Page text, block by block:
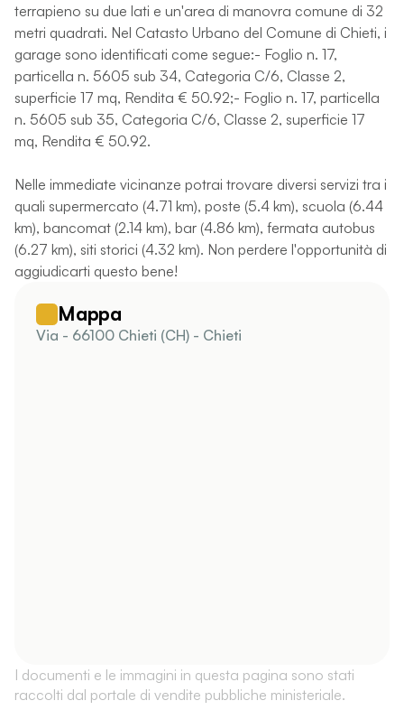
terrapieno su due lati e un'area di manovra comune di 32
metri quadrati. Nel Catasto Urbano del Comune di Chieti, i
garage sono identificati come segue:- Foglio n. 17,
particella n. 5605 sub 34, Categoria C/6, Classe 2,
superficie 17 mq, Rendita € 50.92;- Foglio n. 17, particella
n. 5605 sub 35, Categoria C/6, Classe 2, superficie 17
mq, Rendita € 50.92.
Nelle immediate vicinanze potrai trovare diversi servizi tra i
quali supermercato (4.71 km), poste (5.4 km), scuola (6.44
km), bancomat (2.14 km), bar (4.86 km), fermata autobus
(6.27 km), siti storici (4.32 km). Non perdere l'opportunità di
aggiudicarti questo bene!
Mappa
Via - 66100 Chieti (CH) - Chieti
I documenti e le immagini in questa pagina sono stati
raccolti dal portale di vendite pubbliche ministeriale.